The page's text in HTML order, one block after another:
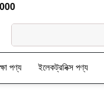
পণ্য ইলেকট্রনিক্স পণ্য